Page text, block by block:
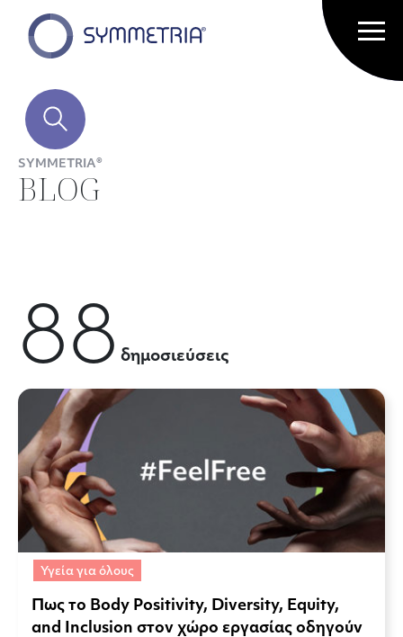
SYMMETRIA®
BLOG
88 δημοσιεύσεις
Υγεία για όλους
Πως το Body Positivity, Diversity, Equity,
and Inclusion στον χώρο εργασίας οδηγούν